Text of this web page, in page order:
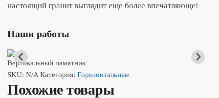
настоящий гранит выглядит еще более впечатляюще!
Наши работы
Вертикальный памятник
SKU: N/A Категория: Горизонтальные
Похожие товары